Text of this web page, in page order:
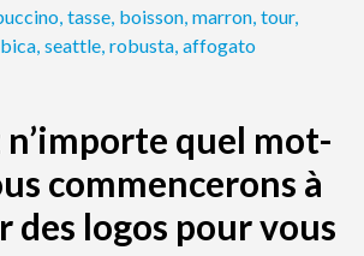
tasse boisson marron tour,
seattle robusta affogato
n’importe quel mot-
commencerons à
des logos pour vous